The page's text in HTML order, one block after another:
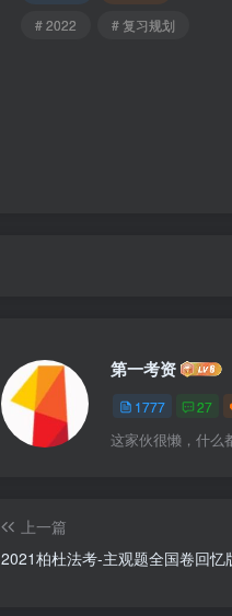
# 2022
# 复习规划
第一考资
1777 27
这家伙很懒，什么
上一篇
2021柏杜法考-主观题全国卷回忆